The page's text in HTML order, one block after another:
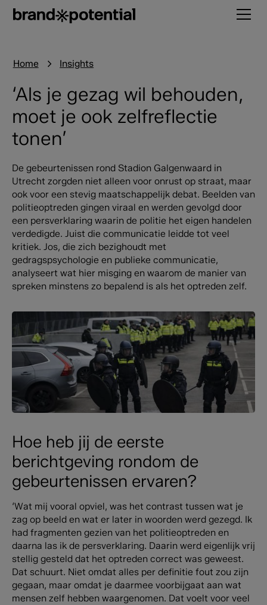
Home Insights
‘Als je gezag wil behouden,
moet je ook zelfreflectie
tonen’
De gebeurtenissen rond Stadion Galgenwaard in
Utrecht zorgden niet alleen voor onrust op straat, maar
ook voor een stevig maatschappelijk debat. Beelden van
politieoptreden gingen viraal en werden gevolgd door
een persverklaring waarin de politie het eigen handelen
verdedigde. Juist die communicatie leidde tot veel
kritiek. Jos, die zich bezighoudt met
gedragspsychologie en publieke communicatie,
analyseert wat hier misging en waarom de manier van
spreken minstens zo bepalend is als het optreden zelf.
Hoe heb jij de eerste
berichtgeving rondom de
gebeurtenissen ervaren?
‘Wat mij vooral opviel, was het contrast tussen wat je
zag op beeld en wat er later in woorden werd gezegd. Ik
had fragmenten gezien van het politieoptreden en
daarna las ik de persverklaring. Daarin werd eigenlijk vrij
stellig gesteld dat het optreden correct was geweest.
Dat schuurt. Niet omdat alles per definitie fout zou zijn
gegaan, maar omdat je daarmee voorbijgaat aan wat
mensen zelf hebben waargenomen. Dat voelt voor veel